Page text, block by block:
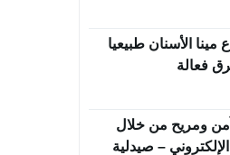
مينا الأسنان طبيعيا
فعالة
ومريح من خلال
– صيدلية